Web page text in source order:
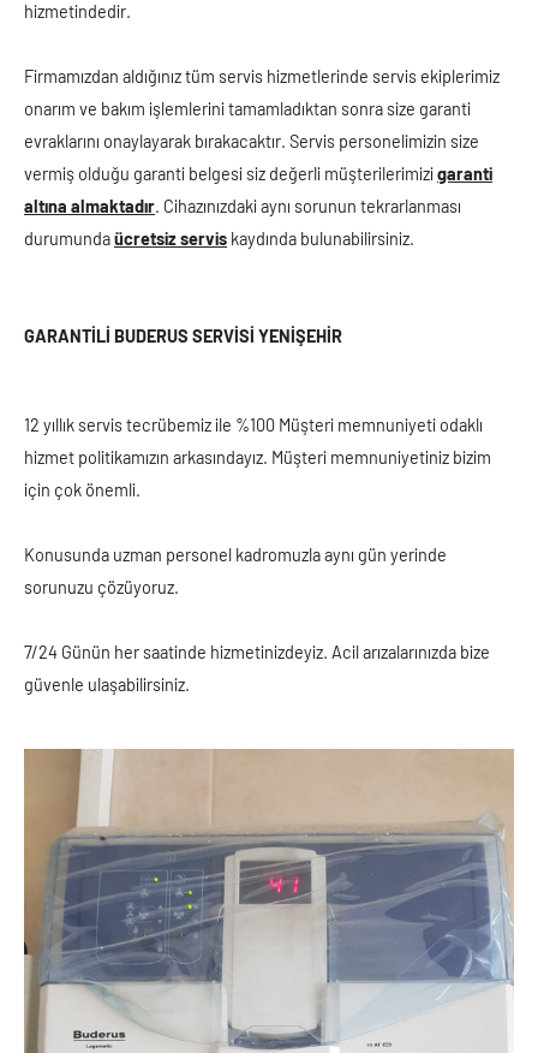
hizmetindedir.
Firmamızdan aldığınız tüm servis hizmetlerinde servis ekiplerimiz
onarım ve bakım işlemlerini tamamladıktan sonra size garanti
evraklarını onaylayarak bırakacaktır. Servis personelimizin size
vermiş olduğu garanti belgesi siz değerli müşterilerimizigaranti
altına almaktadır. Cihazınızdaki aynı sorunun tekrarlanması
durumundaücretsiz servis kaydında bulunabilirsiniz.
GARANTİLİ BUDERUS SERVİSİ YENİŞEHİR
12 yıllık servis tecrübemiz ile %100 Müşteri memnuniyeti odaklı
hizmet politikamızın arkasındayız. Müşteri memnuniyetiniz bizim
için çok önemli.
Konusunda uzman personel kadromuzla aynı gün yerinde
sorunuzu çözüyoruz.
7/24 Günün her saatinde hizmetinizdeyiz. Acil arızalarınızda bize
güvenle ulaşabilirsiniz.